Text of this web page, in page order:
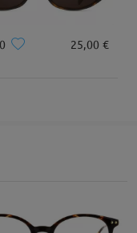
25,00 €